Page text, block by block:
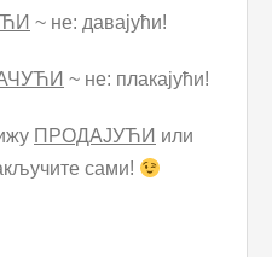
~ не: давајући!
~ не: плакајући!
ПРОДАЈУЋИ или
сами!